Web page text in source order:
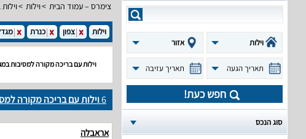
צימרס – עמוד הבית וילות
וילות אזור
תאריך הגעה תאריך עזיבה
חפש כעת!
סוג הנכס
וילות צפון כנרת
וילות עם בריכה מקורה למסיבות
6וילות עם בריכה מקורה
אראבלה